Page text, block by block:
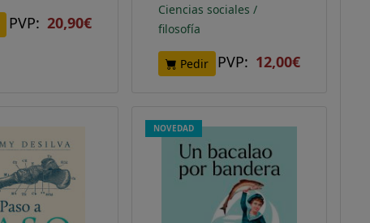
PVP: 20,90€
Ciencias sociales /
filosofía
Pedir PVP: 12,00€
NOVEDAD